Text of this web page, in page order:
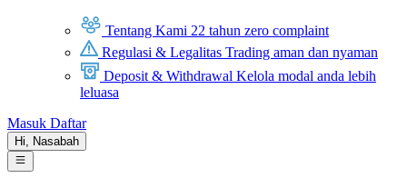
Tentang Kami 22 tahun zero complaint
Regulasi & Legalitas Trading aman dan nyaman
Deposit & Withdrawal Kelola modal anda lebih
leluasa
Masuk Daftar
Hi, Nasabah